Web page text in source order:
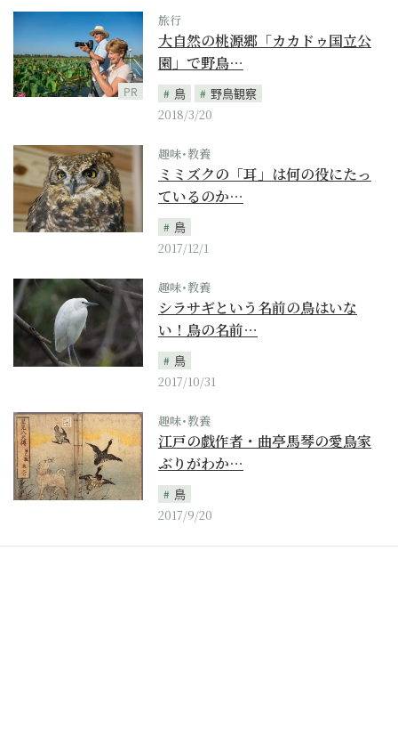
PR
旅行
大自然の桃源郷「カカドゥ国立公
園」で野鳥…
鳥
野鳥観察
2018/3/20
趣味･教養
ミミズクの「耳」は何の役にたっ
ているのか…
鳥
2017/12/1
趣味･教養
シラサギという名前の鳥はいな
い！鳥の名前…
鳥
2017/10/31
趣味･教養
江戸の戯作者・曲亭馬琴の愛鳥家
ぶりがわか…
鳥
2017/9/20